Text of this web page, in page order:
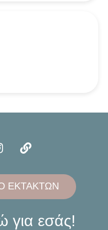
ΕΚΤΑΚΤΩΝ
για εσάς!